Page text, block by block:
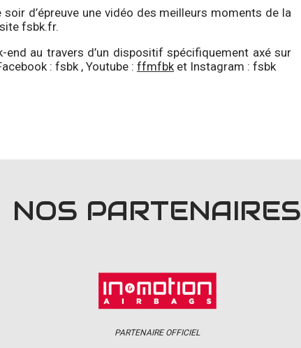
d’épreuve une vidéo des meilleurs moments de la
fsbk.fr.
end au travers d’un dispositif spécifiquement axé sur
: fsbk , Youtube : ffmfbk et Instagram : fsbk
NOS PARTENAIRES
PARTENAIRE OFFICIEL